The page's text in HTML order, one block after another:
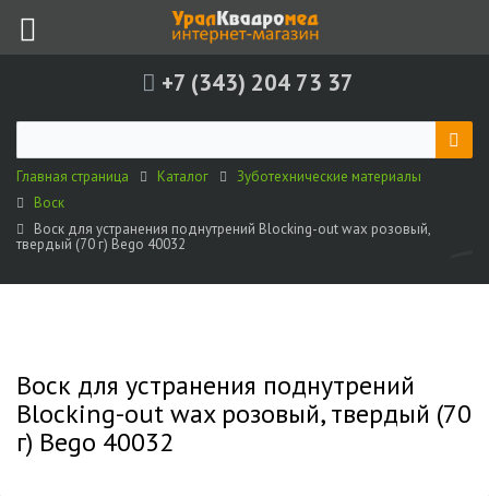
+7 (343) 204 73 37
Главная страница Каталог
Зуботехнические материалы
Воск
Воск для устранения поднутрений Blocking-out wax розовый,
твердый (70 г) Bego 40032
Воск для устранения поднутрений
Blocking-out wax розовый, твердый (70
г) Bego 40032